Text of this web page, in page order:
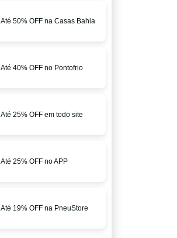
Até 50% OFF na Casas Bahia
Até 40% OFF no Pontofrio
Até 25% OFF em todo site
Até 25% OFF no APP
Até 19% OFF na PneuStore